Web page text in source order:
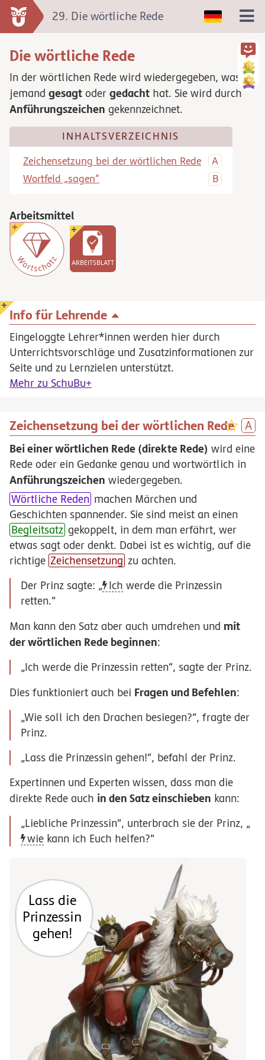
Die wörtliche Rede
In der wörtlichen Rede wird wiedergegeben, was
jemand gesagt oder gedacht hat. Sie wird durch
Anführungszeichen gekennzeichnet.
INHALTSVERZEICHNIS
Zeichensetzung bei der wörtlichen Rede
Wortfeld „sagen“
Arbeitsmittel
ARBEITSBLATT
Info für Lehrende
Eingeloggte Lehrer*innen werden hier durch
Unterrichtsvorschläge und Zusatzinformationen zur
Seite und zu Lernzielen unterstützt.
Mehr zu SchuBu+
Zeichensetzung bei der wörtlichen Rede
Bei einer wörtlichen Rede (direkte Rede) wird eine
Rede oder ein Gedanke genau und wortwörtlich in
Anführungszeichen wiedergegeben.
Wörtliche Reden machen Märchen und
Geschichten spannender. Sie sind meist an einen
Begleitsatz gekoppelt, in dem man erfährt, wer
etwas sagt oder denkt. Dabei ist es wichtig, auf die
richtige Zeichensetzung zu achten.
Der Prinz sagte: „ Ich werde die Prinzessin
retten.“
Man kann den Satz aber auch umdrehen und mit
der wörtlichen Rede beginnen:
„Ich werde die Prinzessin retten“, sagte der Prinz.
Dies funktioniert auch bei Fragen und Befehlen:
„Wie soll ich den Drachen besiegen?“, fragte der
Prinz.
„Lass die Prinzessin gehen!“, befahl der Prinz.
Expertinnen und Experten wissen, dass man die
direkte Rede auch in den Satz einschieben kann:
„Liebliche Prinzessin“, unterbrach sie der Prinz, „
wie kann ich Euch helfen?“
Lass die
Prinzessin
gehen!
29. Die wörtliche Rede